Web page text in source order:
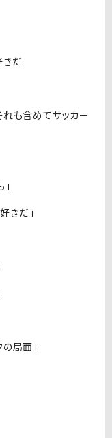
だ
も含めてサッカー
きだ」
局面」